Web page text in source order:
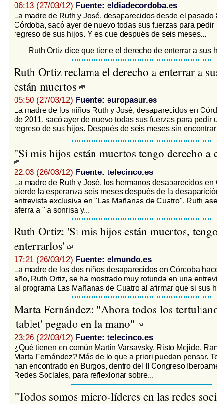
06:13 (27/03/12) Fuente: eldiadecordoba.es
La madre de Ruth y José, desaparecidos desde el pasado
Córdoba, sacó ayer de nuevo todas sus fuerzas para pedir
regreso de sus hijos. Y es que después de seis meses...
Ruth Ortiz dice que tiene el derecho de enterrar a sus
Ruth Ortiz reclama el derecho a enterrar a
están muertos
05:50 (27/03/12) Fuente: europasur.es
La madre de los niños Ruth y José, desaparecidos en
de 2011, sacó ayer de nuevo todas sus fuerzas para pedir
regreso de sus hijos. Después de seis meses sin encontrar
"Si mis hijos están muertos tengo derecho a
22:03 (26/03/12) Fuente: telecinco.es
La madre de Ruth y José, los hermanos desaparecidos en
pierde la esperanza seis meses después de la
entrevista exclusiva en "Las Mañanas de Cuatro", Ruth
aferra a "la sonrisa y...
Ruth Ortiz: 'Si mis hijos están muertos,
enterrarlos'
17:21 (26/03/12) Fuente: elmundo.es
La madre de los dos niños desaparecidos en Córdoba
año, Ruth Ortiz, se ha mostrado muy rotunda en una
al programa Las Mañanas de Cuatro al afirmar que si sus
Marta Fernández: "Ahora todos los
'tablet' pegado en la mano"
23:26 (22/03/12) Fuente: telecinco.es
¿Qué tienen en común Martín Varsavsky, Risto Mejide,
Marta Fernández? Más de lo que a priori puedan pensar.
han encontrado en Burgos, dentro del II Congreso
Redes Sociales, para reflexionar sobre...
"Todos somos micro-líderes en las redes